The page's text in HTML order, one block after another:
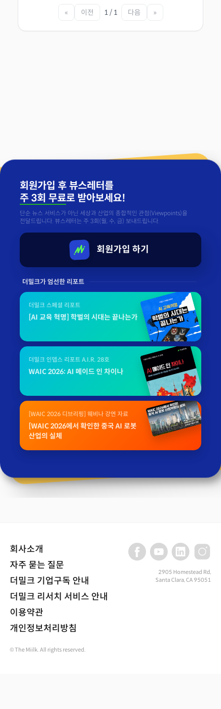
« 이전 1 / 1 다음 »
회원가입 후 뷰스레터를
주 3회 무료로 받아보세요!
단순 뉴스 서비스가 아닌 세상과 산업의 종합적인 관점(Viewpoints)을
전달드립니다. 뷰스레터는 주 3회(월, 수, 금) 보내드립니다.
회원가입 하기
더밀크가 엄선한 리포트
더밀크 스페셜 리포트
[AI 교육 혁명] 학벌의 시대는 끝나는가
더밀크 인뎁스 리포트 A.I.R. 28호
WAIC 2026: AI 메이드 인 차이나
[WAIC 2026 디브리핑] 웨비나 강연 자료
[WAIC 2026에서 확인한 중국 AI 로봇
산업의 실체
회사소개
자주 묻는 질문
더밀크 기업구독 안내
더밀크 리서치 서비스 안내
이용약관
개인정보처리방침
2905 Homestead Rd,
Santa Clara, CA 95051
© The Miilk. All rights reserved.